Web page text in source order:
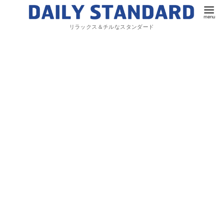
リラックス＆チルなスタンダード